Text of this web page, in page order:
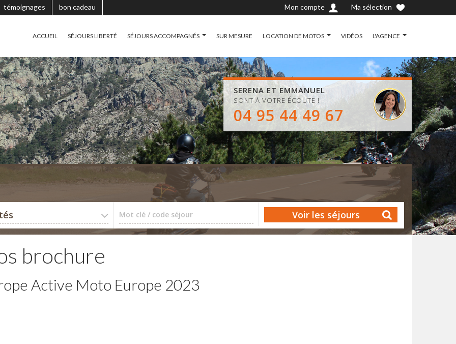
témoignages bon cadeau Ma sélection
Mon compte
ACCUEIL SÉJOURS LIBERTÉ SÉJOURS ACCOMPAGNÉS SUR MESURE LOCATION DE MOTOS VIDÉOS L'AGENCE
SERENA ET EMMANUEL
SONT À VOTRE ÉCOUTE !
04 95 44 49 67
Mot clé / code séjour Voir les séjours
brochure
Active Moto Europe 2023